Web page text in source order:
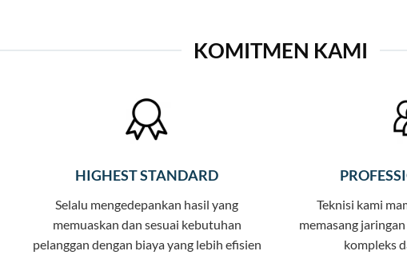
KOMITMEN KAMI
HIGHEST STANDARD
Selalu mengedepankan hasil yang
memuaskan dan sesuai kebutuhan
pelanggan dengan biaya yang lebih efisien
Teknisi kami
memasang
kompleks